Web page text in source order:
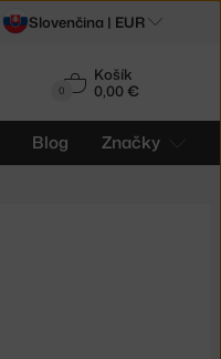
0
Košík
0,00 €
Blog Značky
Slovenčina | EUR